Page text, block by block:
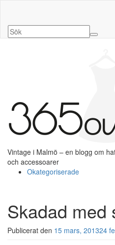
Vintage i Malmö – en blogg om
och accessoarer
Okategoriserade
Skadad
Publicerat den 15 mars, 201324